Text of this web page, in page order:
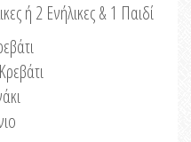
ή 2 Ενήλικες & 1 Παιδί